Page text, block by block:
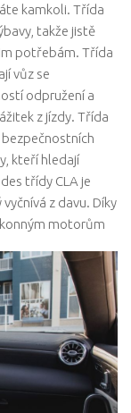
kamkoli. Třída
takže jistě
potřebám. Třída
vůz se
odpružení a
z jízdy. Třída
kteří hledají
třídy CLA je
z davu. Díky
motorům